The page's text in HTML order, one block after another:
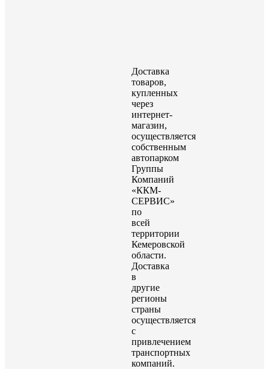
Доставка
товаров,
купленных
через
интернет-
магазин,
осуществляется
собственным
автопарком
Группы
Компаний
«ККМ-
СЕРВИС»
по
всей
территории
Кемеровской
области.
Доставка
в
другие
регионы
страны
осуществляется
с
привлечением
транспортных
компаний.